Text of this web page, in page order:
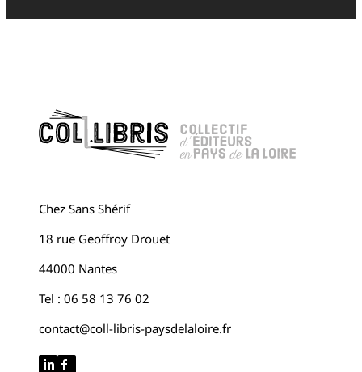
Chez Sans Shérif
18 rue Geoffroy Drouet
44000 Nantes
Tel : 06 58 13 76 02
contact@coll-libris-paysdelaloire.fr